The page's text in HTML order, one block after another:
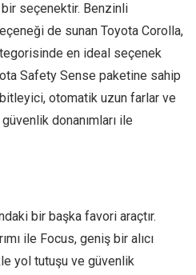
bir seçenektir. Benzinli
de sunan Toyota Corolla,
en ideal seçenek
Safety Sense paketine sahip
otomatik uzun farlar ve
donanımları ile
bir başka favori araçtır.
ile Focus, geniş bir alıcı
yol tutuşu ve güvenlik